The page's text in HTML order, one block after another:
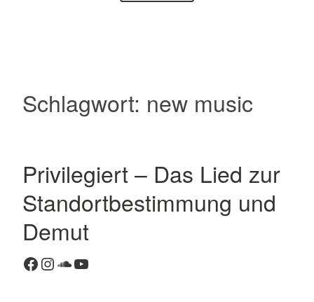
Schlagwort: new music
Privilegiert – Das Lied zur
Standortbestimmung und
Demut
Facebook
Instagram
SoundCloud
YouTube
1
K